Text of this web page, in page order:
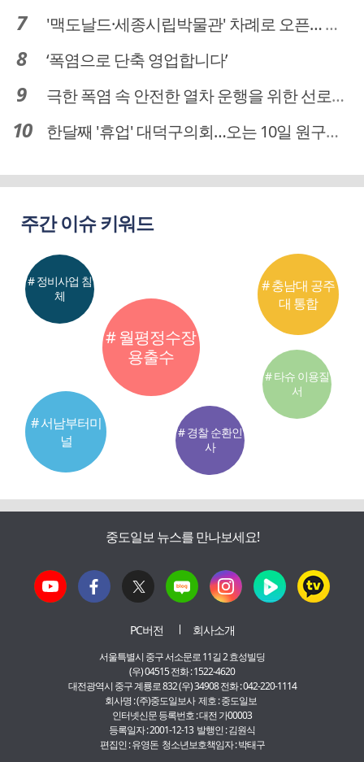
'맥도날드·세종시립박물관' 차례로 오픈… 고운동 정주여건 좋아진다
‘폭염으로 단축 영업합니다’
극한 폭염 속 안전한 열차 운행을 위한 선로관리
한달째 '휴업' 대덕구의회…오는 10일 원구성 다시 돌입
주간 이슈 키워드
# 월평정수장
용출수
# 서남부터미
널
# 충남대 공주
대 통합
# 정비사업 침
체
# 경찰 순환인
사
# 타슈 이용질
서
중도일보 뉴스를 만나보세요!
PC버전 회사소개
서울특별시 중구 서소문로 11길 2 효성빌딩
(우) 04515 전화 : 1522-4620
대전광역시 중구 계룡로 832 (우) 34908 전화 : 042-220-1114
회사명 : (주)중도일보사 제호 : 중도일보
인터넷신문 등록번호 : 대전 가00003
등록일자 : 2001-12-13 발행인 : 김원식
편집인 : 유영돈 청소년보호책임자 : 박태구